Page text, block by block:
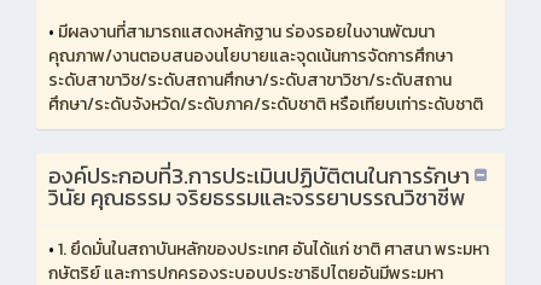
• มีผลงานที่สามารถแสดงหลักฐาน ร่องรอยในงานพัฒนา
คุณภาพ/งานตอบสนองนโยบายและจุดเน้นการจัดการศึกษา
ระดับสาขาวิช/ระดับสถานศึกษา/ระดับสาขาวิชา/ระดับสถาน
ศึกษา/ระดับจังหวัด/ระดับภาค/ระดับชาติ หรือเทียบเท่าระดับชาติ
องค์ประกอบที่3.การประเมินปฏิบัติตนในการรักษา
วินัย คุณธรรม จริยธรรมและจรรยาบรรณวิชาชีพ
•1. ยึดมั่นในสถาบันหลักของประเทศ อันได้แก่ ชาติ ศาสนา พระมหา
กษัตริย์ และการปกครองระบอบประชาธิปไตยอันมีพระมหา